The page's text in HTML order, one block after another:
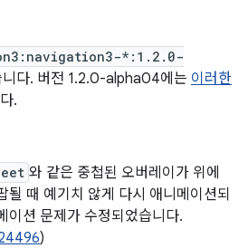
*:1.2.0-
니다. 버전 1.2.0-alpha04에는 이러한
.
와 같은 중첩된 오버레이가 위에
될 때 예기치 않게 다시 애니메이션되
이션 문제가 수정되었습니다.
)